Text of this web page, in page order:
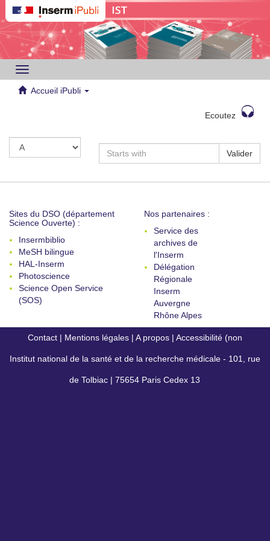
Toggle
navigation
Accueil iPubli
Ecoutez
Valider
Sites du DSO (département
Science Ouverte) :
Insermbiblio
MeSH bilingue
HAL-Inserm
Photoscience
Science Open Service
(SOS)
Nos partenaires :
Service des
archives de
l'Inserm
Délégation
Régionale
Inserm
Auvergne
Rhône Alpes
Contact | Mentions légales | A propos | Accessibilité (non
conforme)
Institut national de la santé et de la recherche médicale - 101, rue
de Tolbiac | 75654 Paris Cedex 13